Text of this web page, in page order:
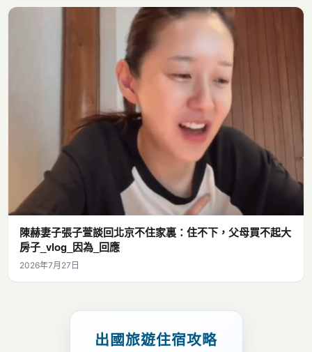
陳赫妻子張子萱談回北京不住家裏：住不下，父母買不起大
房子_vlog_因為_回應
2026年7月27日
出國旅遊住宿攻略